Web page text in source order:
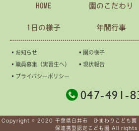
HOME 園のこだわり
1日の様子 年間行事
▪︎お知らせ ▪︎園の様子
▪︎職員募集（実習生へ） ▪︎現状報告
▪︎プライバシーポリシー
047-491-
Copyright © 2020 千葉県白井市 ひまわりこども園
保連携型認定こども園 All rights